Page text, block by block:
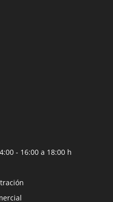
- 16:00 a 18:00 h